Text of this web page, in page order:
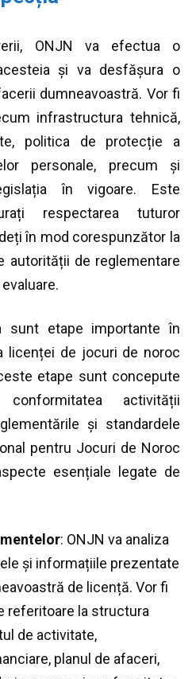
ONJN va efectua o
și va desfășura o
dumneavoastră. Vor fi
infrastructura tehnică,
politica de protecție a
personale, precum și
în vigoare. Este
respectarea tuturor
în mod corespunzător la
autorității de reglementare
sunt etape importante în
licenței de jocuri de noroc
etape sunt concepute
activității
și standardele
pentru Jocuri de Noroc
esențiale legate de
: ONJN va analiza
și informațiile prezentate
de licență. Vor fi
referitoare la structura
de activitate,
planul de afaceri,